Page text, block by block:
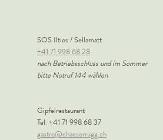
SOS Iltios / Sellamatt
+41 71 998 68 28
nach Betriebsschluss und im Sommer
bitte Notruf 144 wählen
Gipfelrestaurant
Tel. +41 71 998 68 37
gastro@chaeserrugg.ch